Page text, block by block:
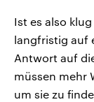
Ist es also
langfristig auf
Antwort auf
müssen mehr
um sie zu